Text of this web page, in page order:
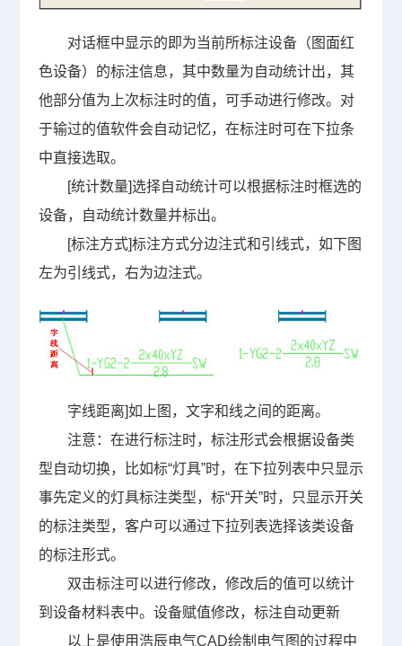
对话框中显示的即为当前所标注设备（图面红
色设备）的标注信息，其中数量为自动统计出，其
他部分值为上次标注时的值，可手动进行修改。对
于输过的值软件会自动记忆，在标注时可在下拉条
中直接选取。
[统计数量]选择自动统计可以根据标注时框选的
设备，自动统计数量并标出。
[标注方式]标注方式分边注式和引线式，如下图
左为引线式，右为边注式。
字线距离]如上图，文字和线之间的距离。
注意：在进行标注时，标注形式会根据设备类
型自动切换，比如标“灯具”时，在下拉列表中只显示
事先定义的灯具标注类型，标“开关”时，只显示开关
的标注类型，客户可以通过下拉列表选择该类设备
的标注形式。
双击标注可以进行修改，修改后的值可以统计
到设备材料表中。设备赋值修改，标注自动更新
以上是使用浩辰电气CAD绘制电气图的过程中